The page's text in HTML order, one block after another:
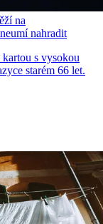
na
nahradit
s vysokou
starém 66 let.